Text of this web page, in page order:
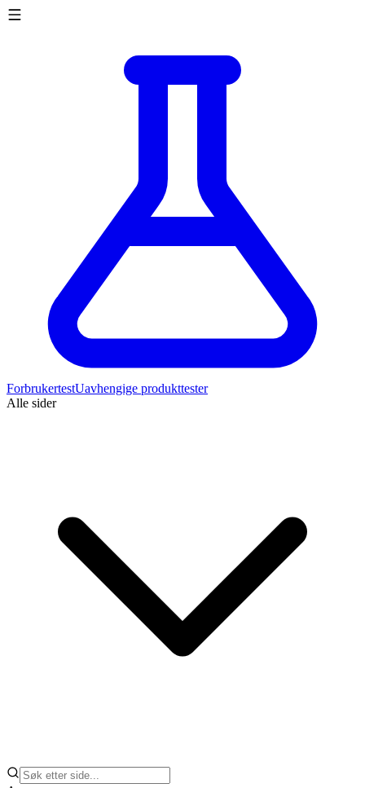
ForbrukertestUavhengige produkttester
Alle sider